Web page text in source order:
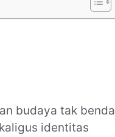
budaya tak benda
identitas